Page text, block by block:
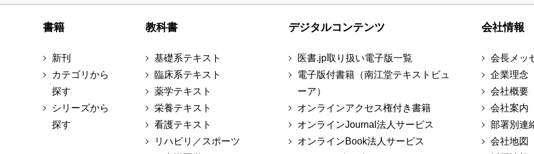
書籍
新刊
カテゴリから
探す
シリーズから
探す
教科書
基礎系テキスト
臨床系テキスト
薬学テキスト
栄養テキスト
看護テキスト
リハビリ／スポーツ
デジタルコンテンツ
医書.jp取り扱い電子版一覧
電子版付書籍（南江堂テキストビュ
ーア）
オンラインアクセス権付き書籍
オンラインJournal法人サービス
オンラインBook法人サービス
会社情報
会長メッ
企業理念
会社概要
会社案内
部署別連
会社地図